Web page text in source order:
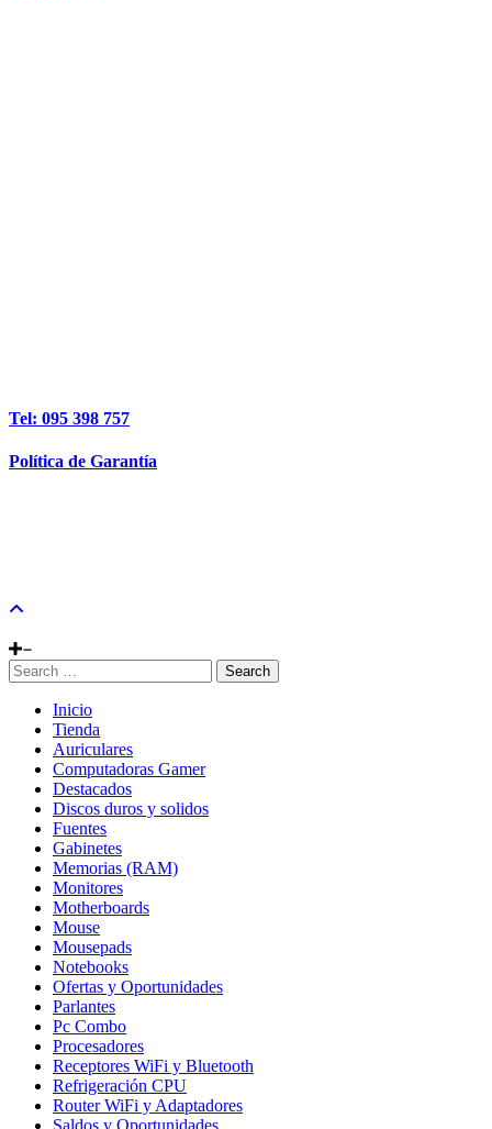
Tel: 095 398 757
Política de Garantía
Search
Inicio
Tienda
Auriculares
Computadoras Gamer
Destacados
Discos duros y solidos
Fuentes
Gabinetes
Memorias (RAM)
Monitores
Motherboards
Mouse
Mousepads
Notebooks
Ofertas y Oportunidades
Parlantes
Pc Combo
Procesadores
Receptores WiFi y Bluetooth
Refrigeración CPU
Router WiFi y Adaptadores
Saldos y Oportunidades